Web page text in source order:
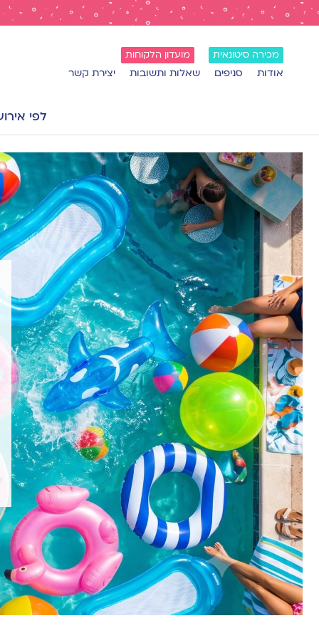
מכירה סיטונאית מועדון הלקוחות
אודות סניפים שאלות ותשובות יצירת קשר
לפי